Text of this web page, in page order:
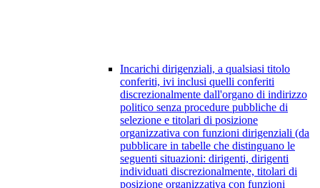
Incarichi dirigenziali, a qualsiasi titolo
conferiti, ivi inclusi quelli conferiti
discrezionalmente dall'organo di indirizzo
politico senza procedure pubbliche di
selezione e titolari di posizione
organizzativa con funzioni dirigenziali (da
pubblicare in tabelle che distinguano le
seguenti situazioni: dirigenti, dirigenti
individuati discrezionalmente, titolari di
posizione organizzativa con funzioni